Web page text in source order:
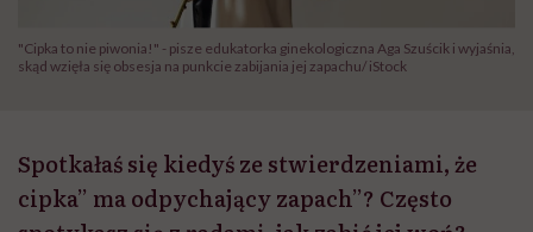
"Cipka to nie piwonia!" - pisze edukatorka ginekologiczna Aga Szuścik i wyjaśnia,
skąd wzięła się obsesja na punkcie zabijania jej zapachu/ iStock
Spotkałaś się kiedyś ze stwierdzeniami, że
cipka” ma odpychający zapach”? Często